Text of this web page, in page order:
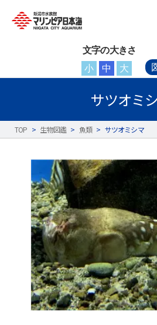
文字の大きさ
小
中 大
サツオミ
TOP > 生物図鑑 > 魚類 > サツオミシマ